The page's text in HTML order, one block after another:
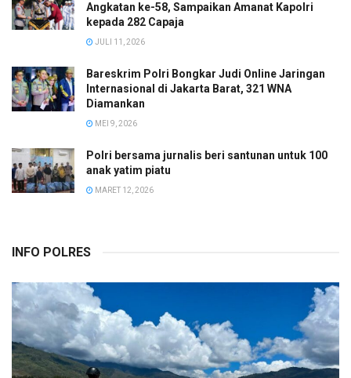
Angkatan ke-58, Sampaikan Amanat Kapolri
kepada 282 Capaja
JULI 11, 2026
Bareskrim Polri Bongkar Judi Online Jaringan
Internasional di Jakarta Barat, 321 WNA
Diamankan
MEI 9, 2026
Polri bersama jurnalis beri santunan untuk 100
anak yatim piatu
MARET 12, 2026
INFO POLRES